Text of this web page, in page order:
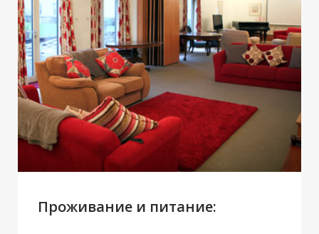
Проживание и питание: